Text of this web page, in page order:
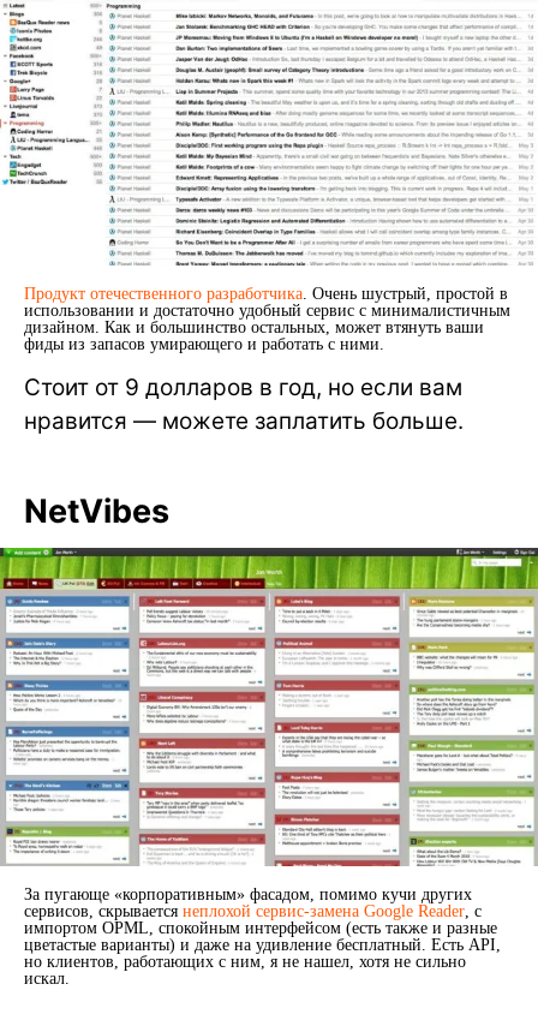
Продукт отечественного разработчика. Очень шустрый, простой в
использовании и достаточно удобный сервис с минималистичным
дизайном. Как и большинство остальных, может втянуть ваши
фиды из запасов умирающего и работать с ними.
Стоит от 9 долларов в год, но если вам
нравится — можете заплатить больше.
NetVibes
За пугающе «корпоративным» фасадом, помимо кучи других
сервисов, скрывается неплохой сервис-замена Google Reader, с
импортом OPML, спокойным интерфейсом (есть также и разные
цветастые варианты) и даже на удивление бесплатный. Есть API,
но клиентов, работающих с ним, я не нашел, хотя не сильно
искал.